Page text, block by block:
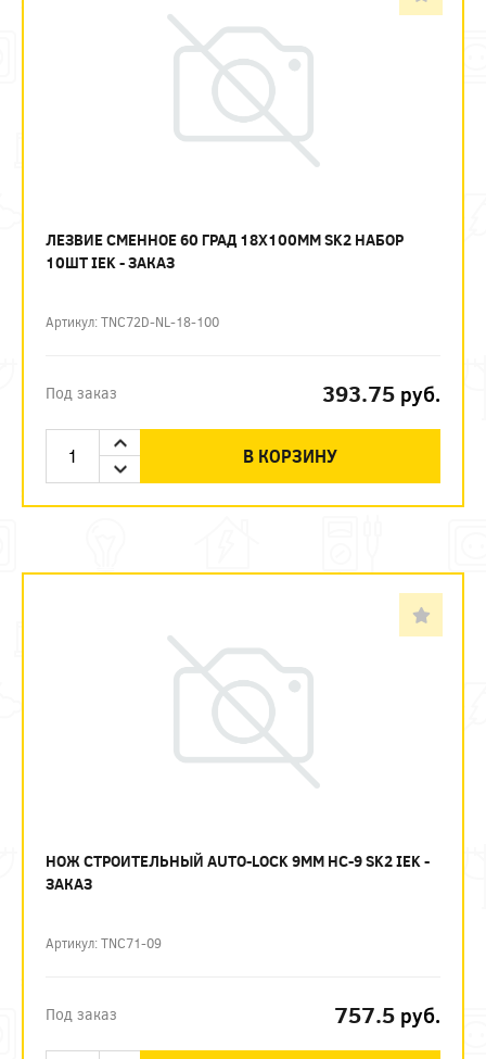
ЛЕЗВИЕ СМЕННОЕ 60 ГРАД 18Х100ММ SK2 НАБОР
10ШТ IEK - ЗАКАЗ
Артикул: TNC72D-NL-18-100
Под заказ 393.75 руб.
В КОРЗИНУ
НОЖ СТРОИТЕЛЬНЫЙ AUTO-LOCK 9ММ НС-9 SK2 IEK -
ЗАКАЗ
Артикул: TNC71-09
Под заказ 757.5 руб.